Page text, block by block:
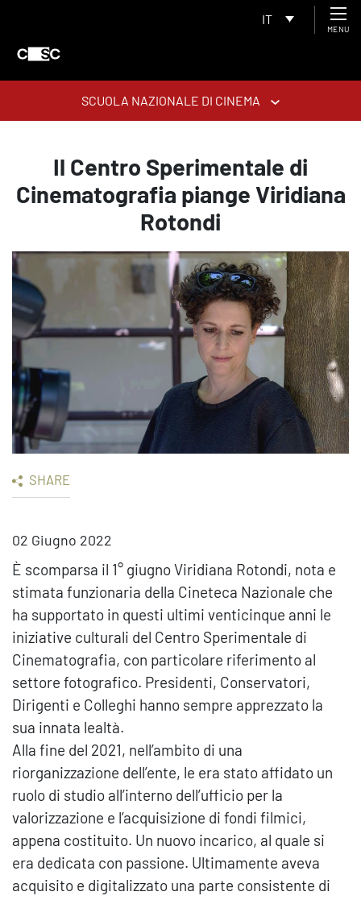
IT
MENU
SCUOLA NAZIONALE DI CINEMA
Il Centro Sperimentale di
Cinematografia piange Viridiana
Rotondi
SHARE
02 Giugno 2022
È scomparsa il 1° giugno Viridiana Rotondi, nota e
stimata funzionaria della Cineteca Nazionale che
ha supportato in questi ultimi venticinque anni le
iniziative culturali del Centro Sperimentale di
Cinematografia, con particolare riferimento al
settore fotografico. Presidenti, Conservatori,
Dirigenti e Colleghi hanno sempre apprezzato la
sua innata lealtà.
Alla fine del 2021, nell’ambito di una
riorganizzazione dell’ente, le era stato affidato un
ruolo di studio all’interno dell’ufficio per la
valorizzazione e l’acquisizione di fondi filmici,
appena costituito. Un nuovo incarico, al quale si
era dedicata con passione. Ultimamente aveva
acquisito e digitalizzato una parte consistente di